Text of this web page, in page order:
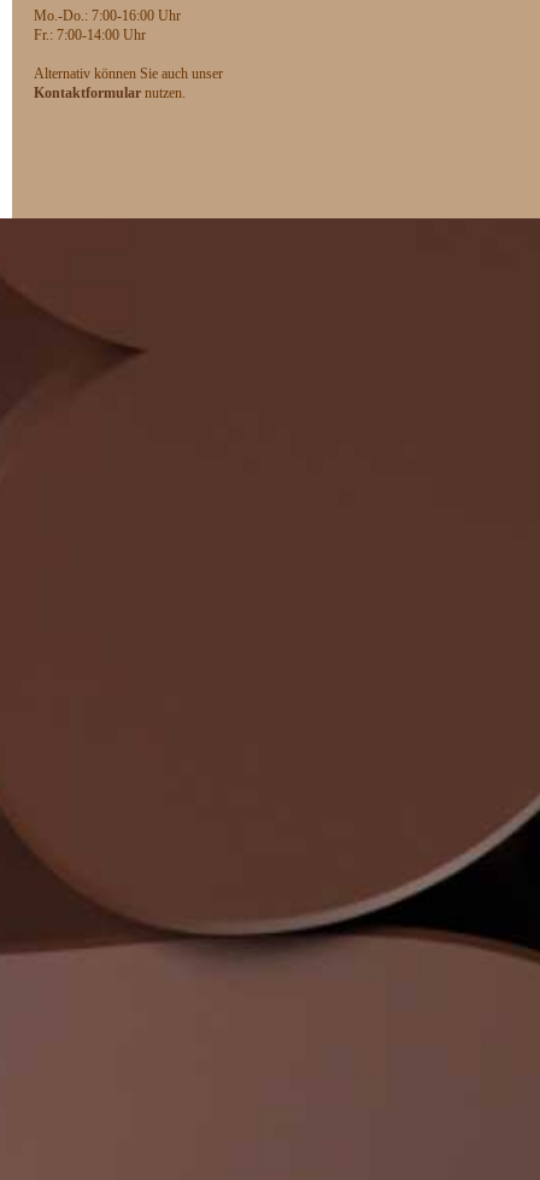
Mo.-Do.: 7:00-16:00 Uhr
Fr.: 7:00-14:00 Uhr
Alternativ können Sie auch unser
Kontaktformular nutzen.